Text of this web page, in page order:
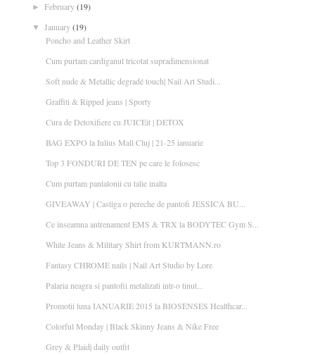
► February(19)
▼ January(19)
Poncho and Leather Skirt
Cum purtam cardiganul tricotat supradimensionat
Soft nude & Metallic degradé touch| Nail Art Studi...
Graffiti & Ripped jeans | Sporty
Cura de Detoxifiere cu JUICEit | DETOX
BAG EXPO la Iulius Mall Cluj | 21-25 ianuarie
Top 3 FONDURI DE TEN pe care le folosesc
Cum purtam pantalonii cu talie inalta
GIVEAWAY | Castiga o pereche de pantofi JESSICA BU...
Ce inseamna antrenament EMS & TRX la BODYTEC Gym S...
White Jeans & Military Shirt from KURTMANN.ro
Fantasy CHROME nails | Nail Art Studio by Lore
Palaria neagra si pantofii metalizati intr-o tinut...
Promotii luna IANUARIE 2015 la BIOSENSES Healthcar...
Colorful Monday | Black Skinny Jeans & Nike Free
Grey & Plaid| daily outfit